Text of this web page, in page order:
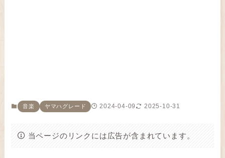
音楽 ヤマハグレード 2024-04-09 2025-10-31
当ページのリンクには広告が含まれています。